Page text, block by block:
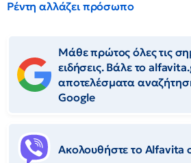
Ρέντη αλλάζει πρόσωπο
Μάθε πρώτος όλες τις
ειδήσεις. Βάλε το
αποτελέσματα
Google
Ακολουθήστε το Αlfavita